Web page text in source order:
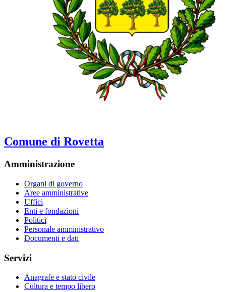
Comune di Rovetta
Amministrazione
Organi di governo
Aree amministrative
Uffici
Enti e fondazioni
Politici
Personale amministrativo
Documenti e dati
Servizi
Anagrafe e stato civile
Cultura e tempo libero